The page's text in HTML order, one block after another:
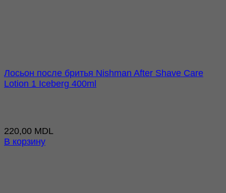
Лосьон после бритья Nishman After Shave Care
Lotion 1 Iceberg 400ml
220,00 MDL
В корзину